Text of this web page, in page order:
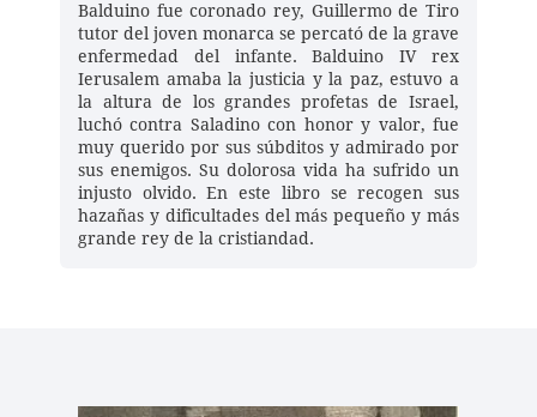
Balduino fue coronado rey, Guillermo de Tiro
tutor del joven monarca se percató de la grave
enfermedad del infante. Balduino IV rex
Ierusalem amaba la justicia y la paz, estuvo a
la altura de los grandes profetas de Israel,
luchó contra Saladino con honor y valor, fue
muy querido por sus súbditos y admirado por
sus enemigos. Su dolorosa vida ha sufrido un
injusto olvido. En este libro se recogen sus
hazañas y dificultades del más pequeño y más
grande rey de la cristiandad.